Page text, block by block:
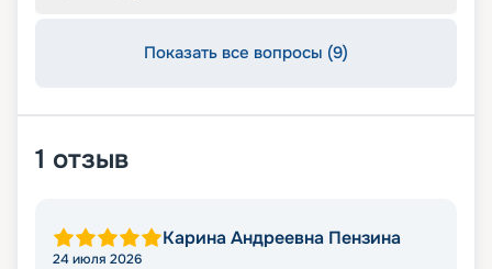
Показать все вопросы (9)
1 отзыв
Карина Андреевна Пензина
24 июля 2026